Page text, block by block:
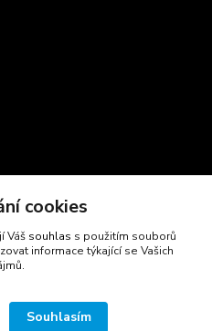
cookies
Váš souhlas s použitím souborů
informace týkající se Vašich
Souhlasím